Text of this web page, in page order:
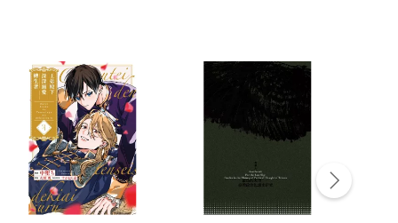
客服資訊
服務時間：週一到週五 10:00-12:00、
13:00-17:00 (國定假日及例假日休息)